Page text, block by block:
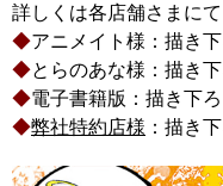
詳しくは各店舗さまに
◆アニメイト様：描き
◆とらのあな様：描き
◆電子書籍版：描き下
◆弊社特約店様 ：描き